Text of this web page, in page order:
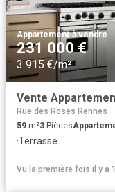
Appartement·à vendre
231 000 €
3 915 €/m²
Rue des Roses Rennes
59 m²3 Pièces
·Terrasse
Vu la première fois il y a